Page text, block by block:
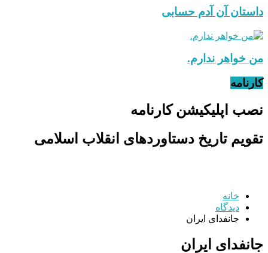
داستان آن آدم حسابی
من خواهر ندارم.
کارنامه
نصب اپلیکیشن کارنامه
تقویم تاریخ دستاوردهای انقلاب اسلامی
خانه
دیدگاه
جانفدای ایران
جانفدای ایران